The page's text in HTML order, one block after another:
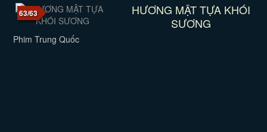
63/63
HƯƠNG MẬT TỰA KHÓI
SƯƠNG
Phim Trung Quốc